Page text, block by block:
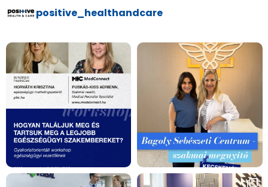
positive_healthandcare